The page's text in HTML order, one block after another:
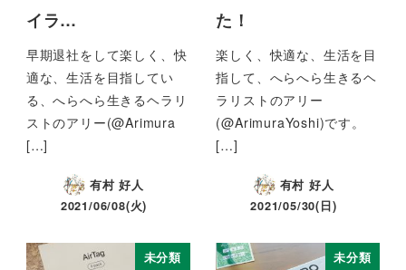
イラ…
早期退社をして楽しく、快
適な、生活を目指してい
る、へらへら生きるヘラリ
ストのアリー(@Arimura
[…]
有村 好人
2021/06/08(火)
た！
楽しく、快適な、生活を目
指して、へらへら生きるヘ
ラリストのアリー
(@ArimuraYoshi)です。
[…]
有村 好人
2021/05/30(日)
未分類 未分類